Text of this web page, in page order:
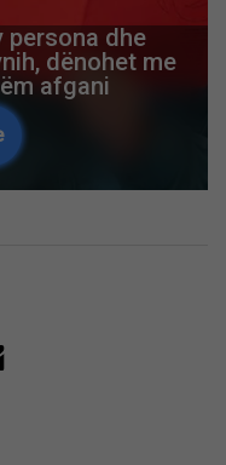
persona dhe
dënohet me
afgani